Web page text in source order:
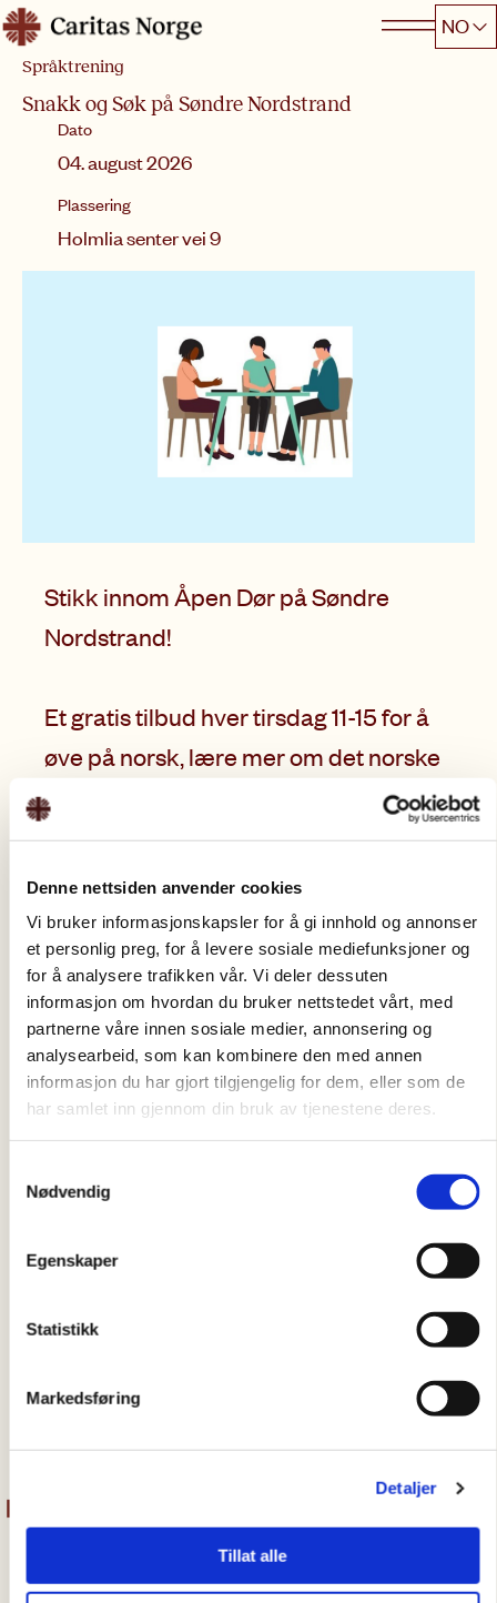
Denne nettsiden anvender cookies
Vi bruker informasjonskapsler for å gi innhold og annonser
et personlig preg, for å levere sosiale mediefunksjoner og
for å analysere trafikken vår. Vi deler dessuten
informasjon om hvordan du bruker nettstedet vårt, med
partnerne våre innen sosiale medier, annonsering og
analysearbeid, som kan kombinere den med annen
informasjon du har gjort tilgjengelig for dem, eller som de
har samlet inn gjennom din bruk av tjenestene deres.
Nødvendig
Egenskaper
Statistikk
Markedsføring
Detaljer
Tillat alle
Hopp
til
innhold
Caritas
NO
Språktrening
Snakk og Søk på Søndre Nordstrand
Dato
04. august 2026
Plassering
Holmlia senter vei 9
Stikk innom Åpen Dør på Søndre
Nordstrand!
Et gratis tilbud hver tirsdag 11-15 for å
øve på norsk, lære mer om det norske
samfunnet og få støtte i jobbsøking.
sitter rundt bordet og snakker sammen om Norge,
hverdagsliv og det norske arbeidslivet.
Du kan også låne datamaskin og få hjelp med CV
og jobbsøknader.
Ingen påmelding – velkommen til oss!
Lokasjon
Holmlia senter vei 9
11. august 2026
Gratis
Fysisk deltakelse